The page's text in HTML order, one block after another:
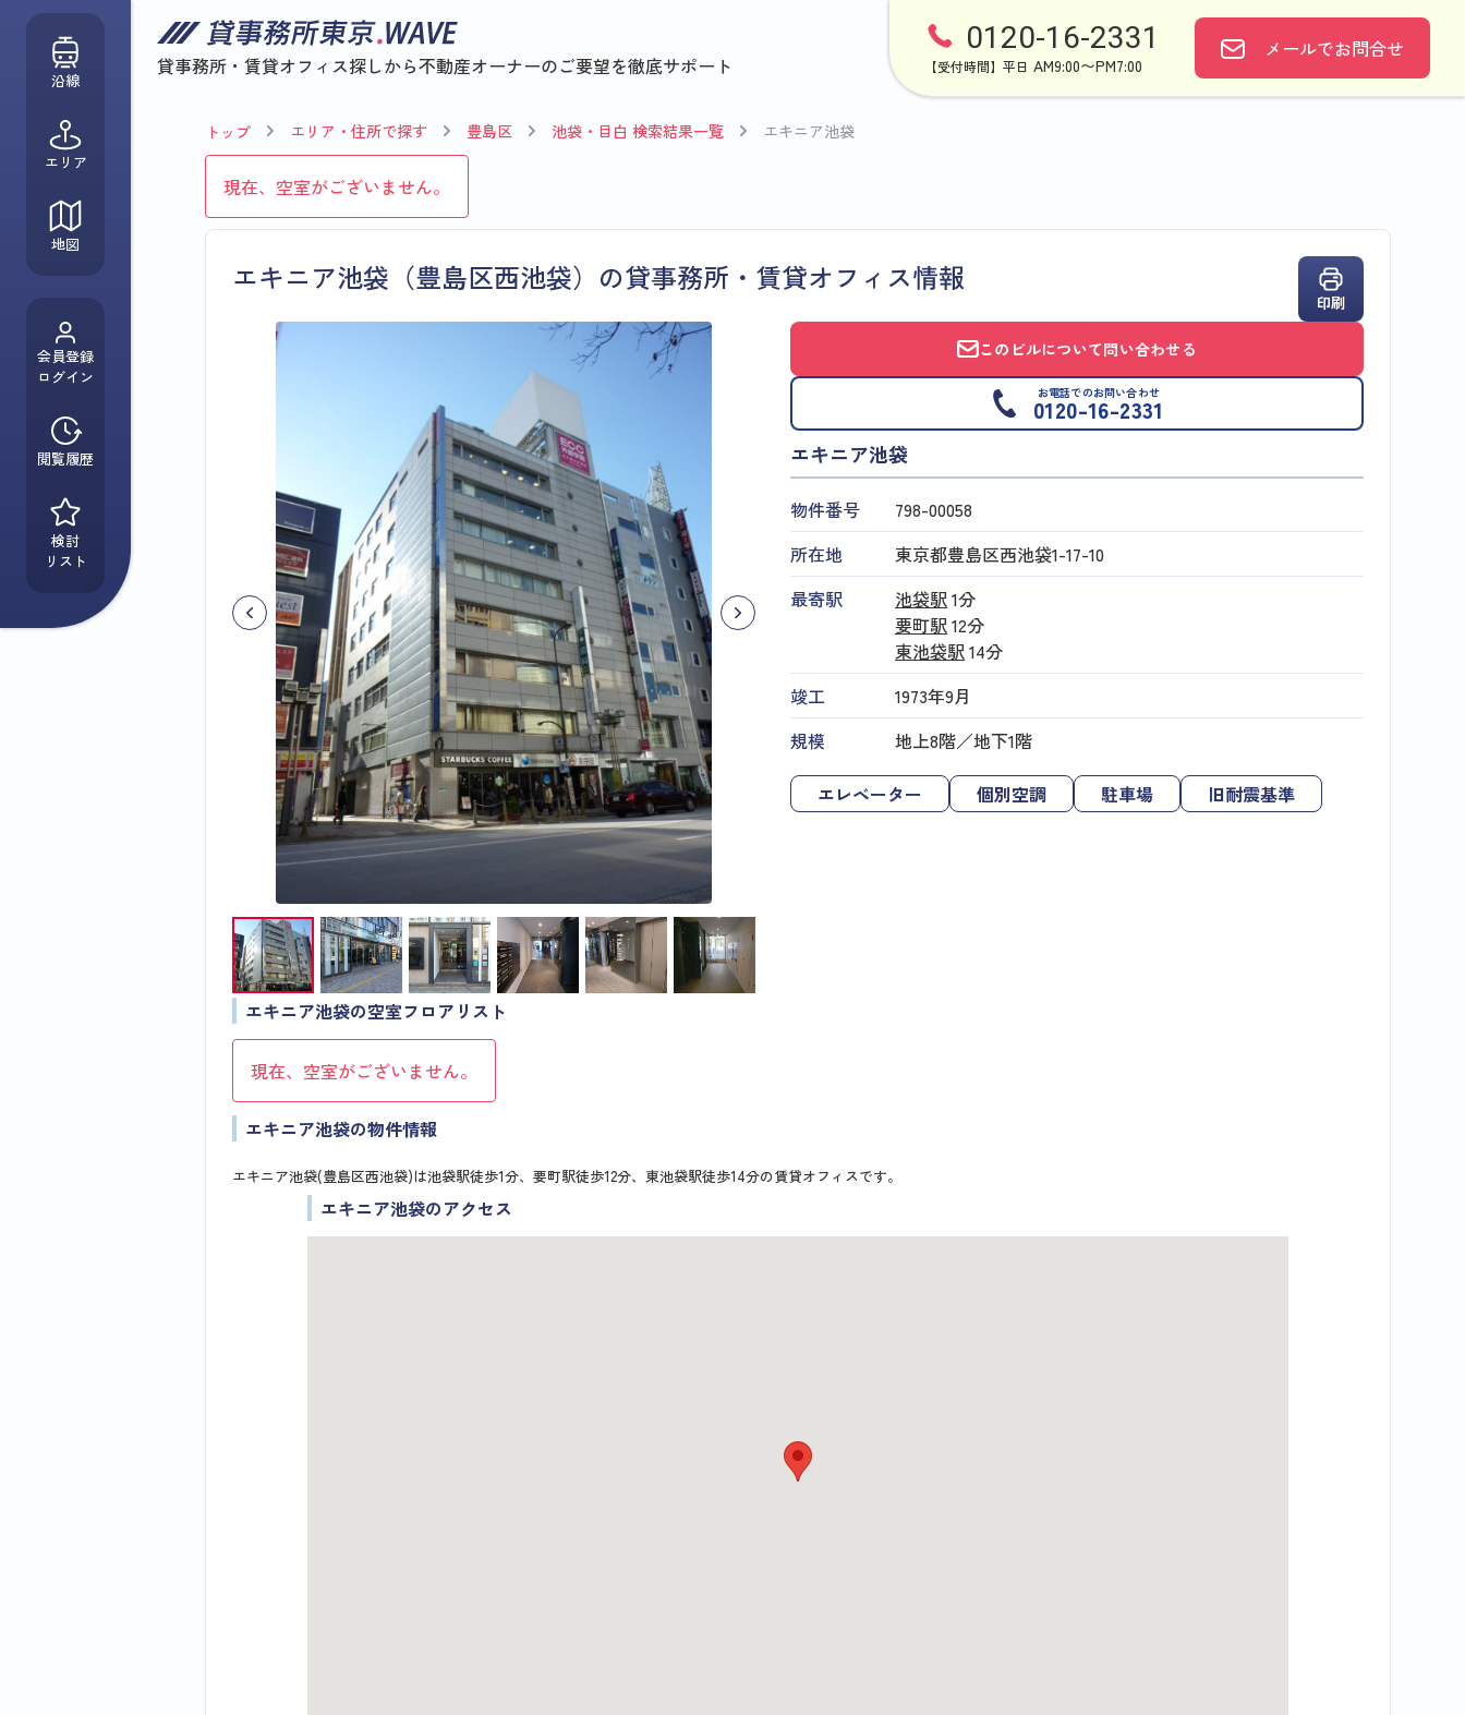
貸事務所・賃貸オフィス探しから不動産オーナーのご要望を徹底サポート
0120-16-2331
【受付時間】平日 AM9:00〜PM7:00
メールでお問合せ
沿線
エリア
地図
会員登録
ログイン
閲覧履歴
検討
リスト
トップ エリア・住所で探す 豊島区 池袋・目白 検索結果一覧 エキニア池袋
現在、空室がございません。
エキニア池袋（豊島区西池袋）の貸事務所・賃貸オフィス情報
印刷
このビルについて問い合わせる
お電話でのお問い合わせ
0120-16-2331
エキニア池袋
物件番号
798​-​00058
所在地
東京都豊島区西池袋1-17-10
最寄駅
池袋駅1分
要町駅12分
東池袋駅14分
竣工
1973年9月
規模
地上8階／地下1階
エレベーター 個別空調 駐車場 旧耐震基準
エキニア池袋の空室フロアリスト
現在、空室がございません。
エキニア池袋の物件情報
エキニア池袋(豊島区西池袋)は池袋駅徒歩1分、要町駅徒歩12分、東池袋駅徒歩14分の賃貸オフィスです。
エキニア池袋のアクセス